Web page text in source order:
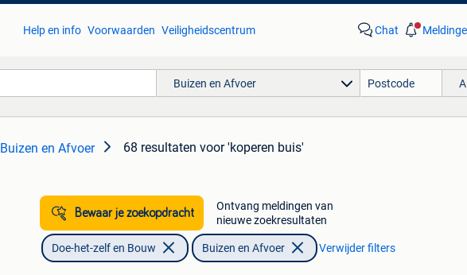
Help en info Voorwaarden Veiligheidscentrum Chat
Buizen en Afvoer
Buizen en Afvoer 68 resultaten voor 'koperen buis'
Bewaar je zoekopdracht
Ontvang meldingen van
nieuwe zoekresultaten
Doe-het-zelf en Bouw Buizen en Afvoer Verwijder filters